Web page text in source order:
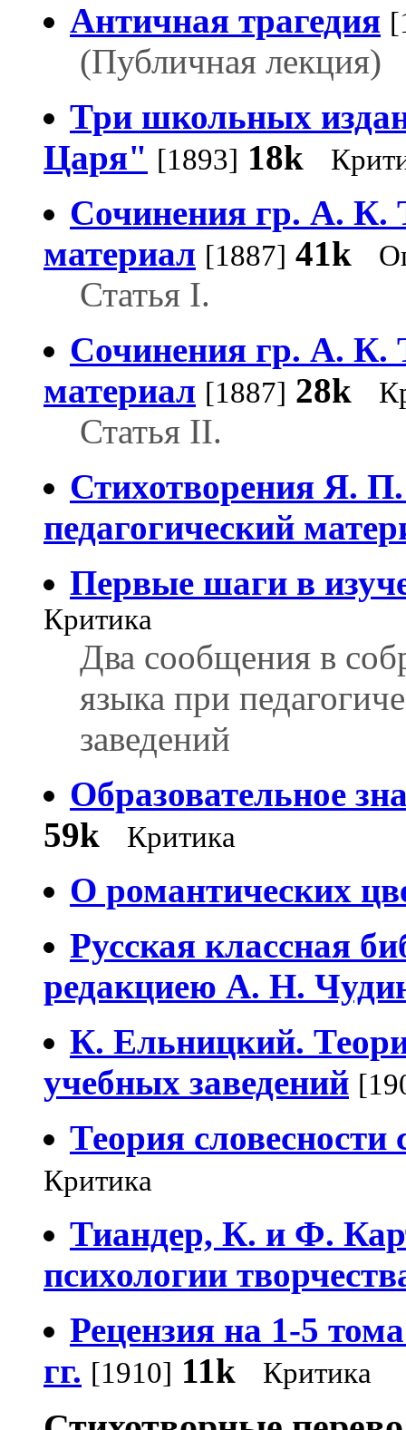
Античная трагедия
(Публичная лекция)
Три школьных
Царя" [1893] 18k
Сочинения гр. А. К.
материал [1887] 41k
Статья I.
Сочинения гр. А. К.
материал [1887] 28k
Статья II.
Стихотворения Я.
педагогический
Первые шаги в
Критика
Два сообщения в
языка при
заведений
Образовательное
59k
Критика
О романтических
Русская классная
редакциею А. Н.
К. Ельницкий.
учебных заведений
Теория словесности
Критика
Тиандер, К. и Ф.
психологии
Рецензия на 1-5
гг. [1910] 11k Критика